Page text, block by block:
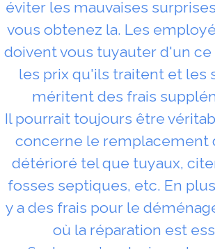
éviter les mauvaises
vous obtenez la. Les
doivent vous tuyauter d'un
les prix qu'ils traitent et les
méritent des frais
Il pourrait toujours être
concerne le remplacement
détérioré tel que tuyaux,
fosses septiques, etc. En
y a des frais pour le
où la réparation est